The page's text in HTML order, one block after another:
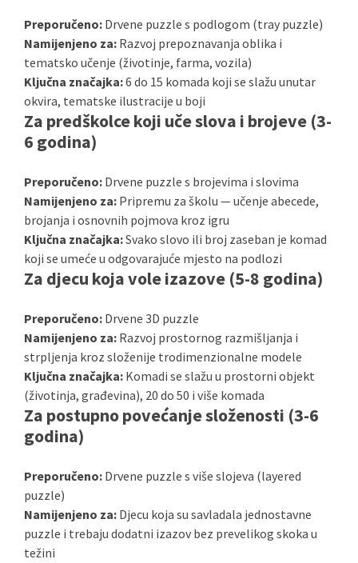
Preporučeno: Drvene puzzle s podlogom (tray puzzle)
Namijenjeno za: Razvoj prepoznavanja oblika i
tematsko učenje (životinje, farma, vozila)
Ključna značajka:6 do 15 komada koji se slažu unutar
okvira, tematske ilustracije u boji
Za predškolce koji uče slova i brojeve (3-
6 godina)
Preporučeno: Drvene puzzle s brojevima i slovima
Namijenjeno za: Pripremu za školu — učenje abecede,
brojanja i osnovnih pojmova kroz igru
Ključna značajka:Svako slovo ili broj zaseban je komad
koji se umeće u odgovarajuće mjesto na podlozi
Za djecu koja vole izazove (5-8 godina)
Preporučeno: Drvene 3D puzzle
Namijenjeno za: Razvoj prostornog razmišljanja i
strpljenja kroz složenije trodimenzionalne modele
Ključna značajka: Komadi se slažu u prostorni objekt
(životinja, građevina), 20 do 50 i više komada
Za postupno povećanje složenosti (3-6
godina)
Preporučeno: Drvene puzzle s više slojeva (layered
puzzle)
Namijenjeno za: Djecu koja su savladala jednostavne
puzzle i trebaju dodatni izazov bez prevelikog skoka u
težini